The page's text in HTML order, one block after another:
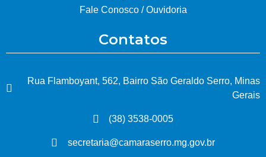
Fale Conosco / Ouvidoria
Contatos
Rua Flamboyant, 562, Bairro São Geraldo Serro, Minas
Gerais
(38) 3538-0005
secretaria@camaraserro.mg.gov.br